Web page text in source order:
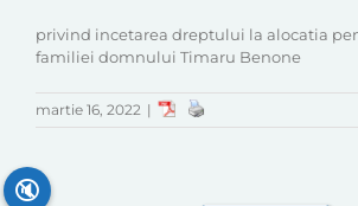
privind incetarea dreptului la alocatia
familiei domnului Timaru Benone
martie 16, 2022 |
🔇